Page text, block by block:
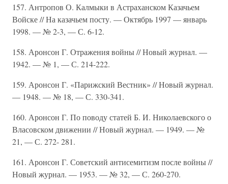
157. Антропов О. Калмыки в Астраханском Казачьем
Войске // На казачьем посту. — Октябрь 1997 — январь
1998. — № 2-3, — С. 6-12.
158. Аронсон Г. Отражения войны // Новый журнал. —
1942. — № 1, — С. 214-222.
159. Аронсон Г. «Парижский Вестник» // Новый журнал.
— 1948. — № 18, — С. 330-341.
160. Аронсон Г. По поводу статей Б. И. Николаевского о
Власовском движении // Новый журнал. — 1949. — №
21, — С. 272- 281.
161. Аронсон Г. Советский антисемитизм после войны //
Новый журнал. — 1953. — № 32, — С. 260-270.